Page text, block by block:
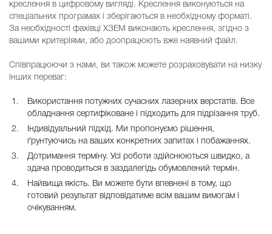
креслення в цифровому вигляді. Креслення виконуються на
спеціальних програмах і зберігаються в необхідному форматі.
За необхідності фахівці ХЗЕМ виконають креслення, згідно з
вашими критеріями, або доопрацюють вже наявний файл.
Співпрацюючи з нами, ви також можете розраховувати на низку
інших переваг:
Використання потужних сучасних лазерних верстатів. Все
обладнання сертифіковане і підходить для підрізання труб.
Індивідуальний підхід. Ми пропонуємо рішення,
ґрунтуючись на ваших конкретних запитах і побажаннях.
Дотримання терміну. Усі роботи здійснюються швидко, а
здача проводиться в заздалегідь обумовлений термін.
Найвища якість. Ви можете бути впевнені в тому, що
готовий результат відповідатиме всім вашим вимогам і
очікуванням.